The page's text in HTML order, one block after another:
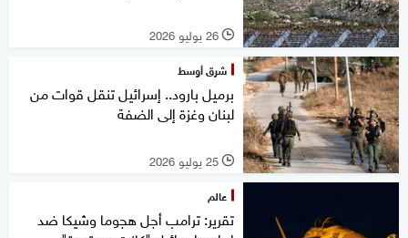
l 26 يوليو 2026
شرق أوسط
برميل بارود.. إسرائيل تنقل قوات من
لبنان وغزة إلى الضفة
l 25 يوليو 2026
عالم
تقرير: ترامب أجل هجوما وشيكا ضد